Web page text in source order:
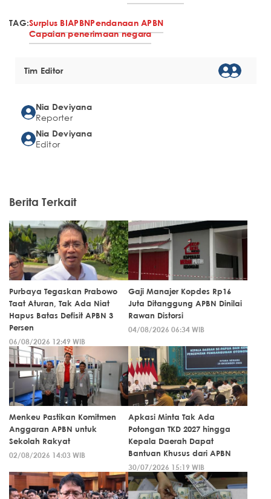
TAG:Surplus BIAPBNPendanaan APBN
Capaian penerimaan negara
Tim Editor
Nia Deviyana
Reporter
Nia Deviyana
Editor
Berita Terkait
Purbaya Tegaskan Prabowo
Taat Aturan, Tak Ada Niat
Hapus Batas Defisit APBN 3
Persen
06/08/2026 12:49 WIB
Gaji Manajer Kopdes Rp16
Juta Ditanggung APBN Dinilai
Rawan Distorsi
04/08/2026 06:34 WIB
Menkeu Pastikan Komitmen
Anggaran APBN untuk
Sekolah Rakyat
02/08/2026 14:03 WIB
Apkasi Minta Tak Ada
Potongan TKD 2027 hingga
Kepala Daerah Dapat
Bantuan Khusus dari APBN
30/07/2026 15:19 WIB